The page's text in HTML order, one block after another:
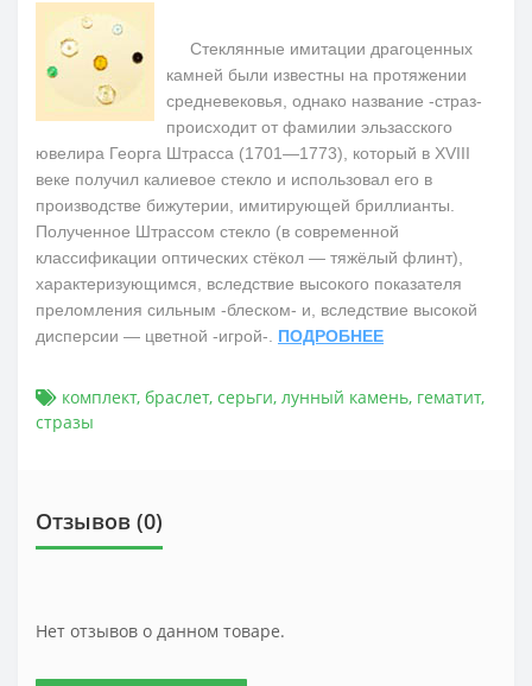
Стеклянные имитации драгоценных
камней были известны на протяжении
средневековья, однако название -страз-
происходит от фамилии эльзасского
ювелира Георга Штрасса (1701—1773), который в XVIII
веке получил калиевое стекло и использовал его в
производстве бижутерии, имитирующей бриллианты.
Полученное Штрассом стекло (в современной
классификации оптических стёкол — тяжёлый флинт),
характеризующимся, вследствие высокого показателя
преломления сильным -блеском- и, вследствие высокой
дисперсии — цветной -игрой-. ПОДРОБНЕЕ
комплект, браслет, серьги, лунный камень, гематит,
стразы
Отзывов (0)
Нет отзывов о данном товаре.